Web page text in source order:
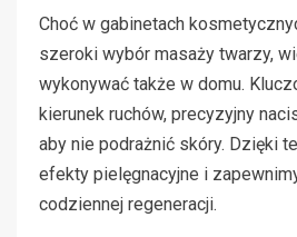
Choć w gabinetach
szeroki wybór masaży twarzy,
wykonywać także w domu.
kierunek ruchów, precyzyjny
aby nie podrażnić skóry. Dzięki
efekty pielęgnacyjne i
codziennej regeneracji.